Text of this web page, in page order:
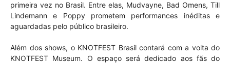
primeira vez no Brasil. Entre elas, Mudvayne, Bad Omens, Till
Lindemann e Poppy prometem performances inéditas e
aguardadas pelo público brasileiro.
Além dos shows, o KNOTFEST Brasil contará com a volta do
KNOTFEST Museum. O espaço será dedicado aos fãs do